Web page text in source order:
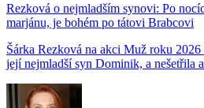
Rezková o nejmladším synovi: Po
marjánu, je bohém po tátovi Brabcovi
Šárka Rezková na akci Muž roku
její nejmladší syn Dominik, a nešetřila